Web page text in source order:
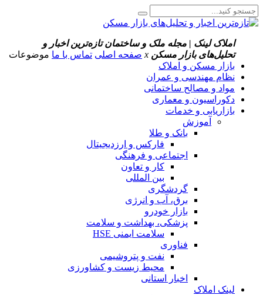
املاک لینک | مجله ملک و ساختمان تازه‌ترین اخبار و
تحلیل‌های بازار مسکن x صفحه اصلی تماس با ما موضوعات
بازار مسکن و املاک
نظام مهندسی و عمران
مواد و مصالح ساختمانی
دکوراسیون و معماری
بازاریابی و خدمات
آموزش
بانک و طلا
فارکس و ارزدیجیتال
اجتماعی و فرهنگی
کار و تعاون
بین المللی
گردشگری
برق، آب و انرژی
بازار خودرو
پزشکی، بهداشت و سلامت
سلامت ایمنی HSE
فناوری
نفت و پتروشیمی
محیط زیست و کشاورزی
اخبار استانی
لینک املاک